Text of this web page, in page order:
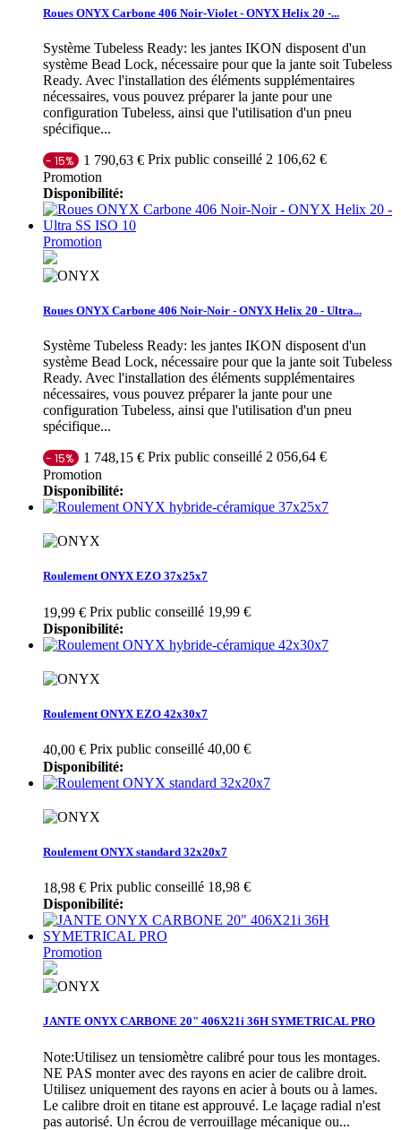
Roues ONYX Carbone 406 Noir-Violet - ONYX Helix 20 -...
Système Tubeless Ready: les jantes IKON disposent d'un
système Bead Lock, nécessaire pour que la jante soit Tubeless
Ready. Avec l'installation des éléments supplémentaires
nécessaires, vous pouvez préparer la jante pour une
configuration Tubeless, ainsi que l'utilisation d'un pneu
spécifique...
- 15% 1 790,63 € Prix public conseillé 2 106,62 €
Promotion
Disponibilité:
Promotion
Roues ONYX Carbone 406 Noir-Noir - ONYX Helix 20 - Ultra...
Système Tubeless Ready: les jantes IKON disposent d'un
système Bead Lock, nécessaire pour que la jante soit Tubeless
Ready. Avec l'installation des éléments supplémentaires
nécessaires, vous pouvez préparer la jante pour une
configuration Tubeless, ainsi que l'utilisation d'un pneu
spécifique...
- 15% 1 748,15 € Prix public conseillé 2 056,64 €
Promotion
Disponibilité:
Roulement ONYX EZO 37x25x7
19,99 € Prix public conseillé 19,99 €
Disponibilité:
Roulement ONYX EZO 42x30x7
40,00 € Prix public conseillé 40,00 €
Disponibilité:
Roulement ONYX standard 32x20x7
18,98 € Prix public conseillé 18,98 €
Disponibilité:
Promotion
JANTE ONYX CARBONE 20" 406X21i 36H SYMETRICAL PRO
Note:Utilisez un tensiomètre calibré pour tous les montages.
NE PAS monter avec des rayons en acier de calibre droit.
Utilisez uniquement des rayons en acier à bouts ou à lames.
Le calibre droit en titane est approuvé. Le laçage radial n'est
pas autorisé. Un écrou de verrouillage mécanique ou...